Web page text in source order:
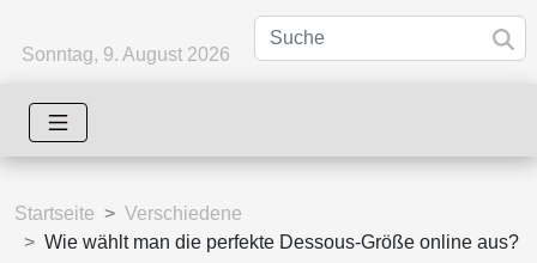
Sonntag, 9. August 2026
Startseite
Verschiedene
Wie wählt man die perfekte Dessous-Größe online aus?